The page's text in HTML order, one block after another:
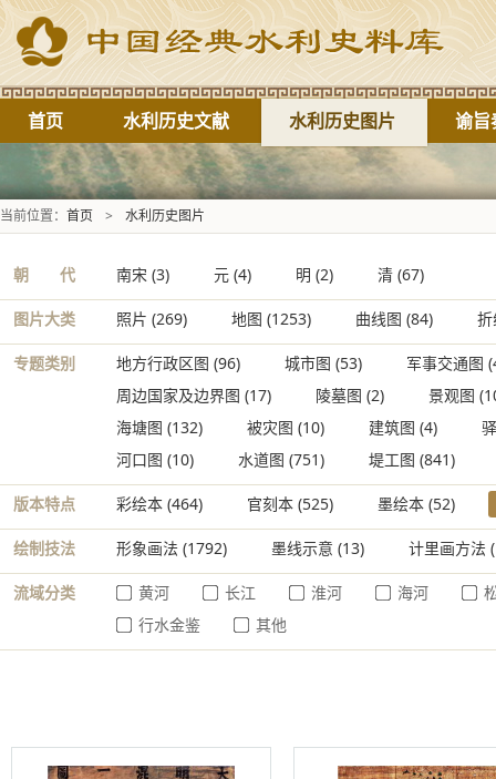
首页 水利历史文献 水利历史图片 谕旨
当前位置： 首页 > 水利历史图片
朝 代 南宋 (3) 元 (4) 明 (2) 清 (67)
图片大类 照片 (269) 地图 (1253) 曲线图 (84)
专题类别 地方行政区图 (96) 城市图 (53) 军事交通图
周边国家及边界图 (17) 陵墓图 (2) 景观图
海塘图 (132) 被灾图 (10) 建筑图 (4)
河口图 (10) 水道图 (751) 堤工图 (841)
版本特点 彩绘本 (464) 官刻本 (525) 墨绘本 (52)
绘制技法 形象画法 (1792) 墨线示意 (13) 计里画方法
流域分类 黄河 长江 淮河 海河
行水金鉴
其他